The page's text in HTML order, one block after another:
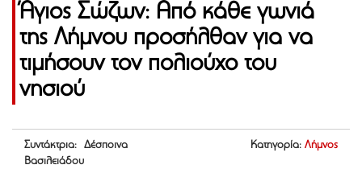
Άγιος Σώζων: Από κάθε γωνιά
της Λήμνου προσήλθαν για να
τιμήσουν τον πολιούχο του
νησιού
Συντάκτρια: Δέσποινα
Βασιλειάδου
Κατηγορία: Λήμνος